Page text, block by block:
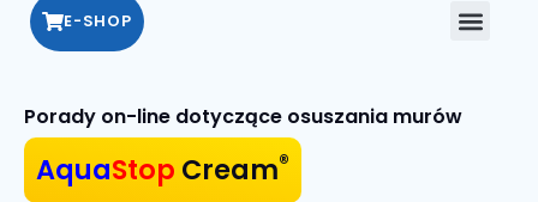
E-SHOP
Porady on-line dotyczące osuszania murów
AquaStop Cream®